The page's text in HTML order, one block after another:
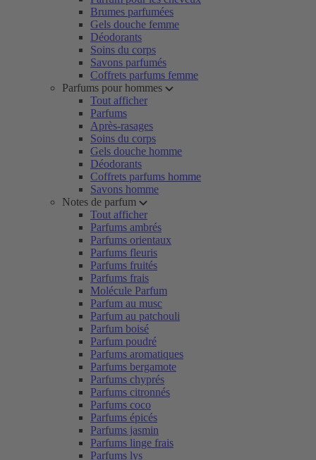
Brumes parfumées
Gels douche femme
Déodorants
Soins du corps
Savons parfumés
Coffrets parfums femme
Parfums pour hommes
Tout afficher
Parfums
Après-rasages
Soins du corps
Gels douche homme
Déodorants
Coffrets parfums homme
Savons homme
Notes de parfum
Tout afficher
Parfums ambrés
Parfums orientaux
Parfums fleuris
Parfums fruités
Parfums frais
Molécule Parfum
Parfum au musc
Parfum au patchouli
Parfum boisé
Parfum poudré
Parfums aromatiques
Parfums bergamote
Parfums chyprés
Parfums citronnés
Parfums coco
Parfums épicés
Parfums jasmin
Parfums linge frais
Parfums lys